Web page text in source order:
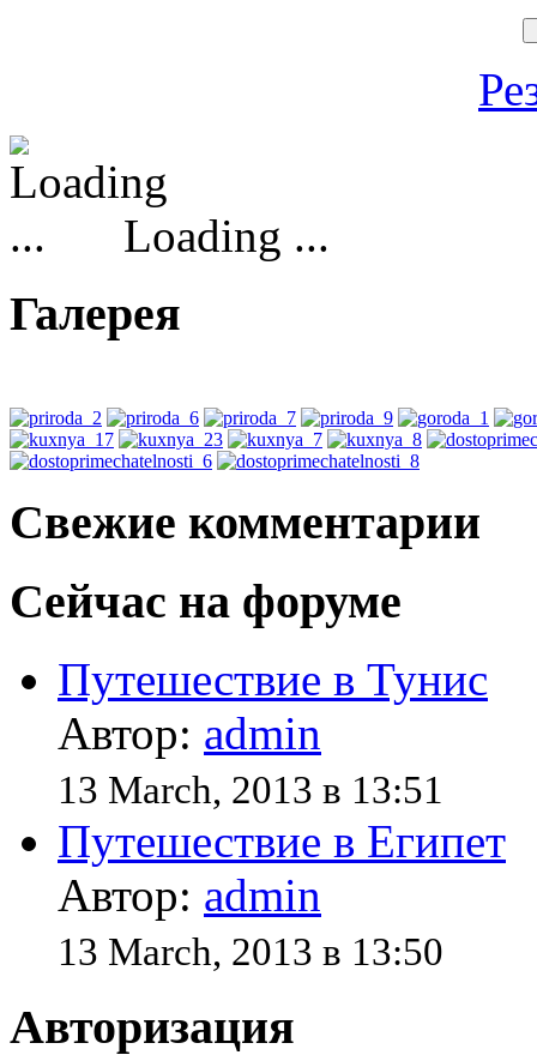
Loading ...
Галерея
Свежие комментарии
Сейчас на форуме
Путешествие в Тунис
Автор: admin
13 March, 2013 в 13:51
Путешествие в Египет
Автор: admin
13 March, 2013 в 13:50
Авторизация